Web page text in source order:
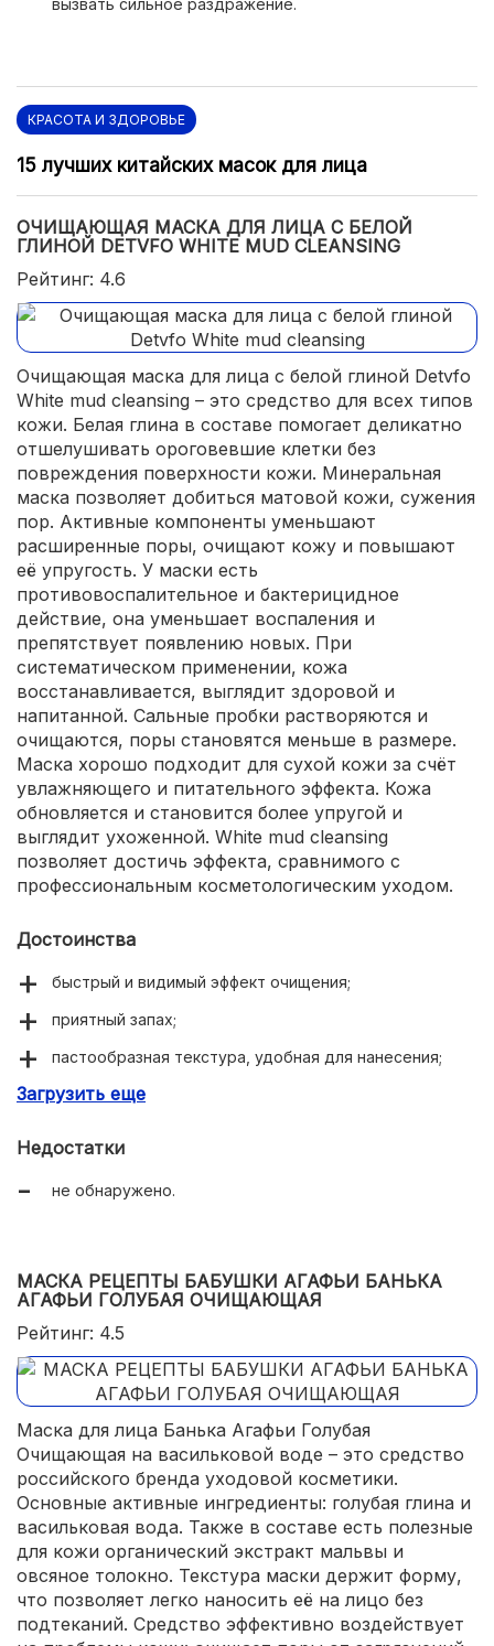
вызвать сильное раздражение.
КРАСОТА И ЗДОРОВЬЕ
15 лучших китайских масок для лица
ОЧИЩАЮЩАЯ МАСКА ДЛЯ ЛИЦА С БЕЛОЙ
ГЛИНОЙ DETVFO WHITE MUD CLEANSING
Рейтинг: 4.6
Очищающая маска для лица с белой глиной Detvfo
White mud cleansing – это средство для всех типов
кожи. Белая глина в составе помогает деликатно
отшелушивать ороговевшие клетки без
повреждения поверхности кожи. Минеральная
маска позволяет добиться матовой кожи, сужения
пор. Активные компоненты уменьшают
расширенные поры, очищают кожу и повышают
её упругость. У маски есть
противовоспалительное и бактерицидное
действие, она уменьшает воспаления и
препятствует появлению новых. При
систематическом применении, кожа
восстанавливается, выглядит здоровой и
напитанной. Сальные пробки растворяются и
очищаются, поры становятся меньше в размере.
Маска хорошо подходит для сухой кожи за счёт
увлажняющего и питательного эффекта. Кожа
обновляется и становится более упругой и
выглядит ухоженной. White mud cleansing
позволяет достичь эффекта, сравнимого с
профессиональным косметологическим уходом.
Достоинства
быстрый и видимый эффект очищения;
приятный запах;
пастообразная текстура, удобная для нанесения;
не даёт ощущения стянутости и сухости;
Загрузить еще
Недостатки
не обнаружено.
МАСКА РЕЦЕПТЫ БАБУШКИ АГАФЬИ БАНЬКА
АГАФЬИ ГОЛУБАЯ ОЧИЩАЮЩАЯ
Рейтинг: 4.5
Маска для лица Банька Агафьи Голубая
Очищающая на васильковой воде – это средство
российского бренда уходовой косметики.
Основные активные ингредиенты: голубая глина и
васильковая вода. Также в составе есть полезные
для кожи органический экстракт мальвы и
овсяное толокно. Текстура маски держит форму,
что позволяет легко наносить её на лицо без
подтеканий. Средство эффективно воздействует